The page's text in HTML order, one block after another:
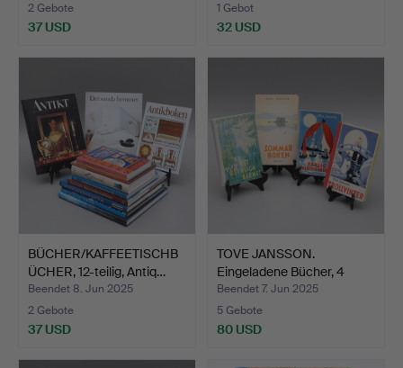
2 Gebote
37 USD
1 Gebot
32 USD
BÜCHER/KAFFEETISCHB
ÜCHER, 12-teilig, Antiq…
Beendet 8. Jun 2025
2 Gebote
37 USD
TOVE JANSSON.
Eingeladene Bücher, 4
Stück,…
Beendet 7. Jun 2025
5 Gebote
80 USD